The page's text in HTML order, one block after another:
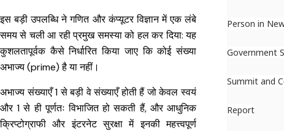
इस बड़ी उपलब्धि ने गणित और कंप्यूटर विज्ञान में एक लंबे
समय से चली आ रही प्रमुख समस्या को हल कर दिया: यह
कुशलतापूर्वक कैसे निर्धारित किया जाए कि कोई संख्या
अभाज्य (prime) है या नहीं।
अभाज्य संख्याएँ 1 से बड़ी वे संख्याएँ होती हैं जो केवल स्वयं
और 1 से ही पूर्णतः विभाजित हो सकती हैं, और आधुनिक
क्रिप्टोग्राफी और इंटरनेट सुरक्षा में इनकी महत्त्वपूर्ण
Person in
Government
Summit and
Report